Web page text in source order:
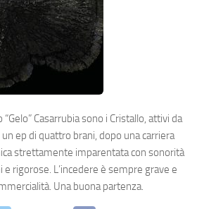
Casarrubia sono i Cristallo, attivi da
un ep di quattro brani, dopo una carriera
strettamente imparentata con sonorità
e rigorose. L’incedere è sempre grave e
Una buona partenza.